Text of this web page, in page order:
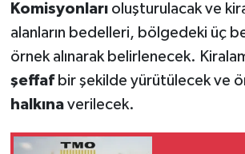
Komisyonlarıoluşturulacak ve
alanların bedelleri, bölgedeki üç
örnek alınarak belirlenecek.
şeffafbir şekilde yürütülecek ve
halkınaverilecek.